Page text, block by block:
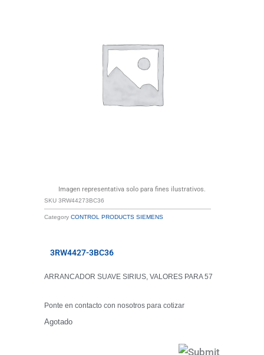
Imagen representativa solo para fines ilustrativos.
SKU 3RW44273BC36
Category CONTROL PRODUCTS SIEMENS
3RW4427-3BC36
ARRANCADOR SUAVE SIRIUS, VALORES PARA 57
Ponte en contacto con nosotros para cotizar
Agotado